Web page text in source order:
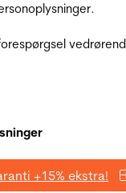
+15% ekstra!